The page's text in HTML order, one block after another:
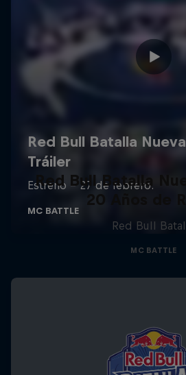
Red Bull Batalla
20 Años de
Red Bull
MC BATTLE